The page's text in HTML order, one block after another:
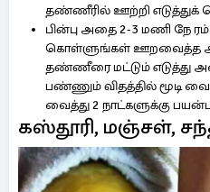
தண்ணீரில் ஊற்றி
பின்பு அதை 2-3 மணி நே
கொள்ளுங்கள் ஊறவைத்த
தண்ணீரை மட்டும் எடுத்து
பண்ணும் விதத்தில் மூடி
வைத்து 2 நாட்களுக்கு
கஸ்தூரி, மஞ்சள்,